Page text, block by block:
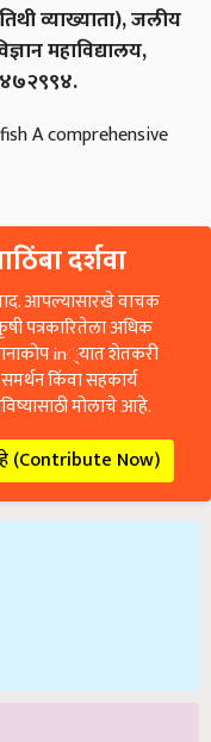
व्याख्याता), जलीय
महाविद्यालय,
A comprehensive
दर्शवा
आपल्यासारखे वाचक
पत्रकारितेला अधिक
in्यात शेतकरी
किंवा सहकार्य
मोलाचे आहे.
(Contribute Now)